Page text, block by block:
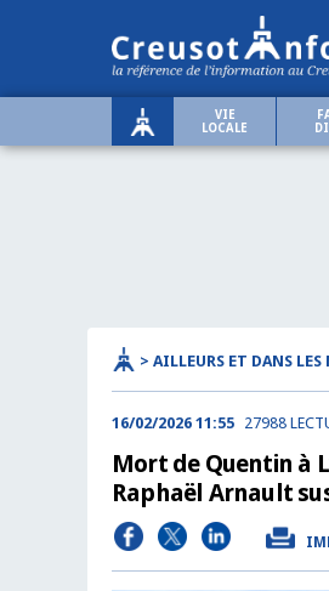
VIE
LOCALE
> AILLEURS ET DANS
16/02/2026 11:55 27988
Mort de Quentin à
Raphaël Arnault